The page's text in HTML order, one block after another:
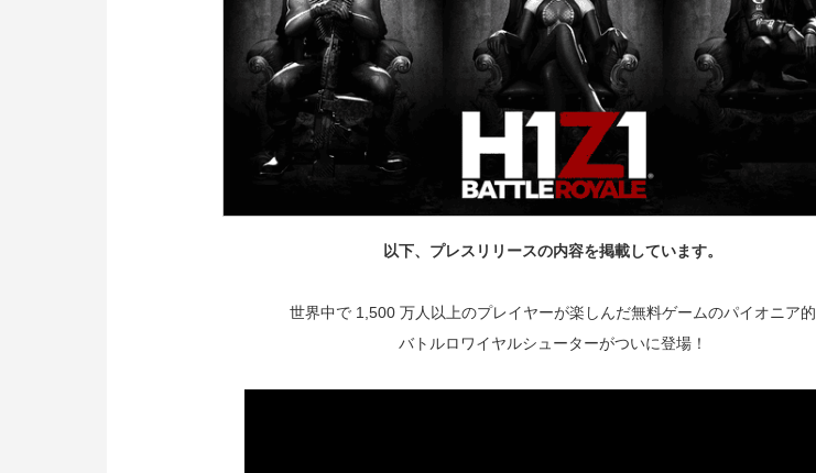
以下、プレスリリースの内容を掲載しています。
世界中で 1,500 万人以上のプレイヤーが楽しんだ無料ゲームのパイオニア的
バトルロワイヤルシューターがついに登場！